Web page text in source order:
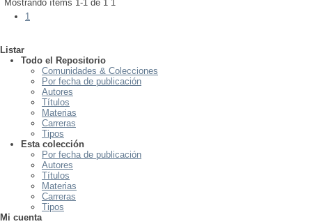
Mostrando ítems 1-1 de 1 1
1
Listar
Todo el Repositorio
Comunidades & Colecciones
Por fecha de publicación
Autores
Títulos
Materias
Carreras
Tipos
Esta colección
Por fecha de publicación
Autores
Títulos
Materias
Carreras
Tipos
Mi cuenta